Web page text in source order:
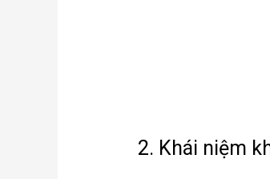
2. Khái niệm